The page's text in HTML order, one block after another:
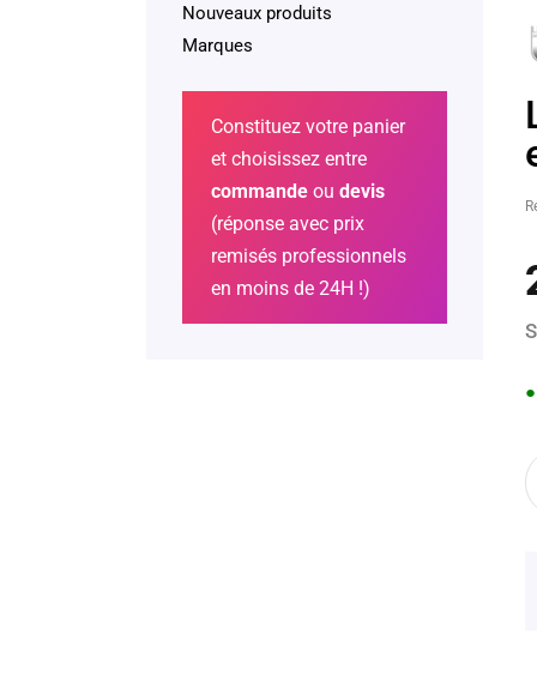
●
Nouveaux produits
Marques
Constituez votre panier
et choisissez entre
commande ou devis
(réponse avec prix
remisés professionnels
en moins de 24H !)